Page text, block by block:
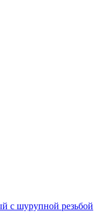
с шурупной резьбой